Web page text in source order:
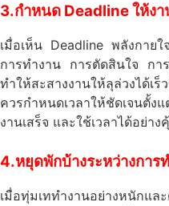
3.กำหนด Deadline ให้งา
เมื่อเห็น Deadline พลังกาย
การทำงาน การตัดสินใจ กา
ทำให้สะสางงานให้ลุล่วงได้เ
ควรกำหนดเวลาให้ชัดเจนตั้ง
งานเสร็จ และใช้เวลาได้อย่าง
4.หยุดพักบ้างระหว่างการ
เมื่อทุ่มเททำงานอย่างหนักแล